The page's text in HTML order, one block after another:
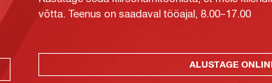
võtta. Teenus on saadaval tööajal, 8.00–17.00
ALUSTAGE